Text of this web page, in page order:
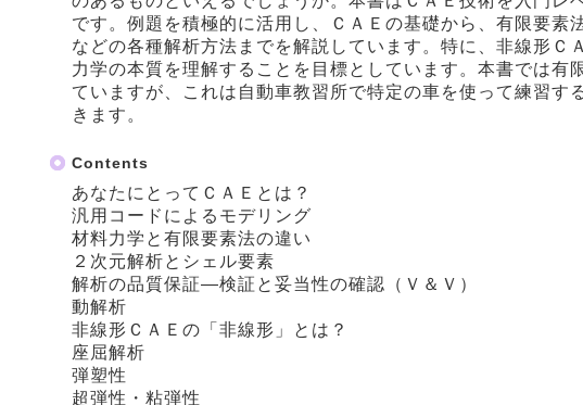
です。例題を積極的に活用し、ＣＡＥの基礎から、有限要
などの各種解析方法までを解説しています。特に、非線形Ｃ
力学の本質を理解することを目標としています。本書では
ていますが、これは自動車教習所で特定の車を使って練習
きます。
Contents
あなたにとってＣＡＥとは？
汎用コードによるモデリング
材料力学と有限要素法の違い
２次元解析とシェル要素
解析の品質保証―検証と妥当性の確認（Ｖ＆Ｖ）
動解析
非線形ＣＡＥの「非線形」とは？
座屈解析
弾塑性
超弾性・粘弾性